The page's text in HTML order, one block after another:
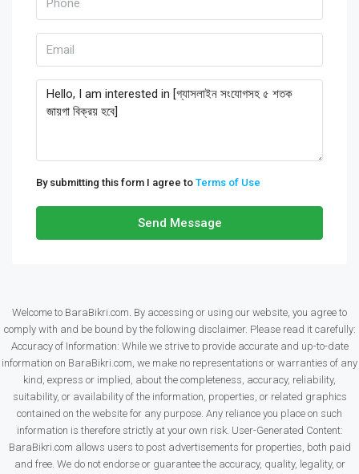
By submitting this form I agree to Terms of Use
Send Message
Welcome to BaraBikri.com. By accessing or using our website, you agree to
comply with and be bound by the following disclaimer. Please read it carefully:
Accuracy of Information: While we strive to provide accurate and up-to-date
information on BaraBikri.com, we make no representations or warranties of any
kind, express or implied, about the completeness, accuracy, reliability,
suitability, or availability of the information, properties, or related graphics
contained on the website for any purpose. Any reliance you place on such
information is therefore strictly at your own risk. User-Generated Content:
BaraBikri.com allows users to post advertisements for properties, both paid
and free. We do not endorse or guarantee the accuracy, quality, legality, or